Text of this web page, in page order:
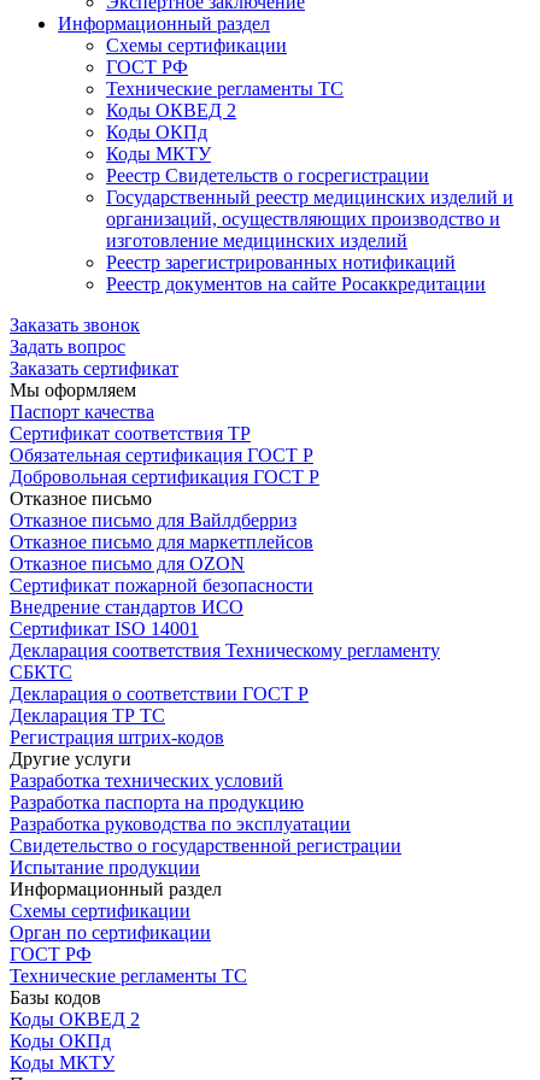
Информационный раздел
Схемы сертификации
ГОСТ РФ
Технические регламенты ТС
Коды ОКВЕД 2
Коды ОКПд
Коды МКТУ
Реестр Свидетельств о госрегистрации
Государственный реестр медицинских изделий и
организаций, осуществляющих производство и
изготовление медицинских изделий
Реестр зарегистрированных нотификаций
Реестр документов на сайте Росаккредитации
Заказать звонок
Задать вопрос
Заказать сертификат
Мы оформляем
Паспорт качества
Сертификат соответствия ТР
Обязательная сертификация ГОСТ Р
Добровольная сертификация ГОСТ Р
Отказное письмо
Отказное письмо для Вайлдберриз
Отказное письмо для маркетплейсов
Отказное письмо для OZON
Сертификат пожарной безопасности
Внедрение стандартов ИСО
Сертификат ISO 14001
Декларация соответствия Техническому регламенту
СБКТС
Декларация о соответствии ГОСТ Р
Декларация ТР ТС
Регистрация штрих-кодов
Другие услуги
Разработка технических условий
Разработка паспорта на продукцию
Разработка руководства по эксплуатации
Свидетельство о государственной регистрации
Испытание продукции
Информационный раздел
Схемы сертификации
Орган по сертификации
ГОСТ РФ
Технические регламенты ТС
Базы кодов
Коды ОКВЕД 2
Коды ОКПд
Коды МКТУ